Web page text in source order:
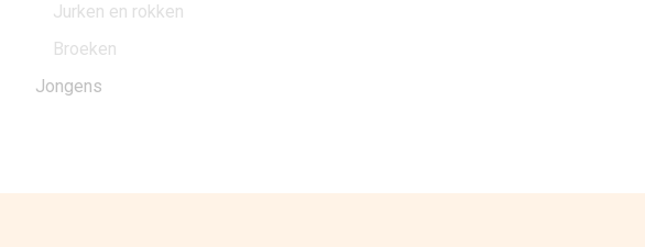
Jurken en rokken
Broeken
Jongens